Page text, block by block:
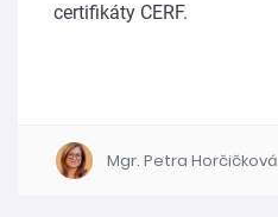
certifikáty CERF.
Mgr. Petra Horčičková